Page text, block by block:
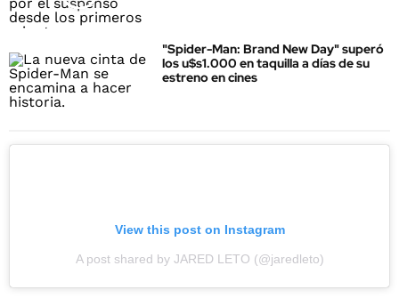
"Spider-Man: Brand New Day" superó
los u$s1.000 en taquilla a días de su
estreno en cines
View this post on Instagram
A post shared by JARED LETO (@jaredleto)